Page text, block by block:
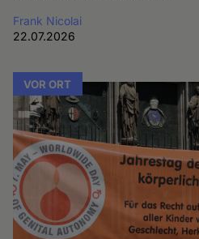
Frank Nicolai
22.07.2026
VOR ORT